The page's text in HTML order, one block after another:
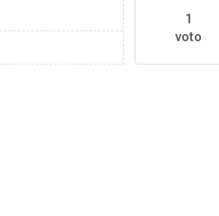
1
voto